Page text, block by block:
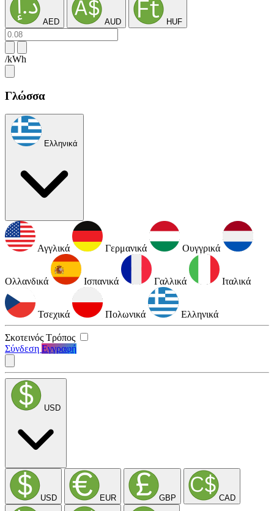
AED AUD HUF
/kWh
Γλώσσα
Ελληνικά
Αγγλικά Γερμανικά Ουγγρικά
Ολλανδικά Ισπανικά Γαλλικά Ιταλικά
Τσεχικά Πολωνικά Ελληνικά
Σκοτεινός Τρόπος
Σύνδεση Εγγραφή
USD
USD EUR GBP CAD